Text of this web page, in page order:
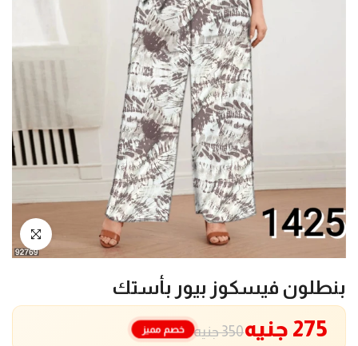
انقر للتكبير
بنطلون فيسكوز بيور بأستك
350 جنيه 275 جنيه خصم مميز